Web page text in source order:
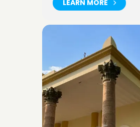
LEARN MORE